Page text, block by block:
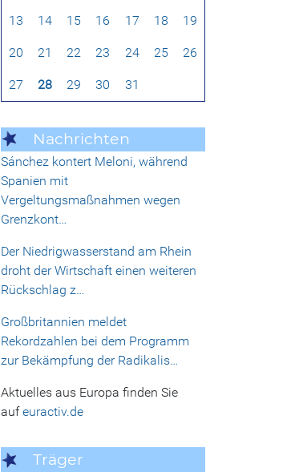
13 14 15 16 17 18 19
20 21 22 23 24 25 26
27 28 29 30 31
Nachrichten
Sánchez kontert Meloni, während
Spanien mit
Vergeltungsmaßnahmen wegen
Grenzkont…
Der Niedrigwasserstand am Rhein
droht der Wirtschaft einen weiteren
Rückschlag z…
Großbritannien meldet
Rekordzahlen bei dem Programm
zur Bekämpfung der Radikalis…
Aktuelles aus Europa finden Sie
aufeuractiv.de
Träger